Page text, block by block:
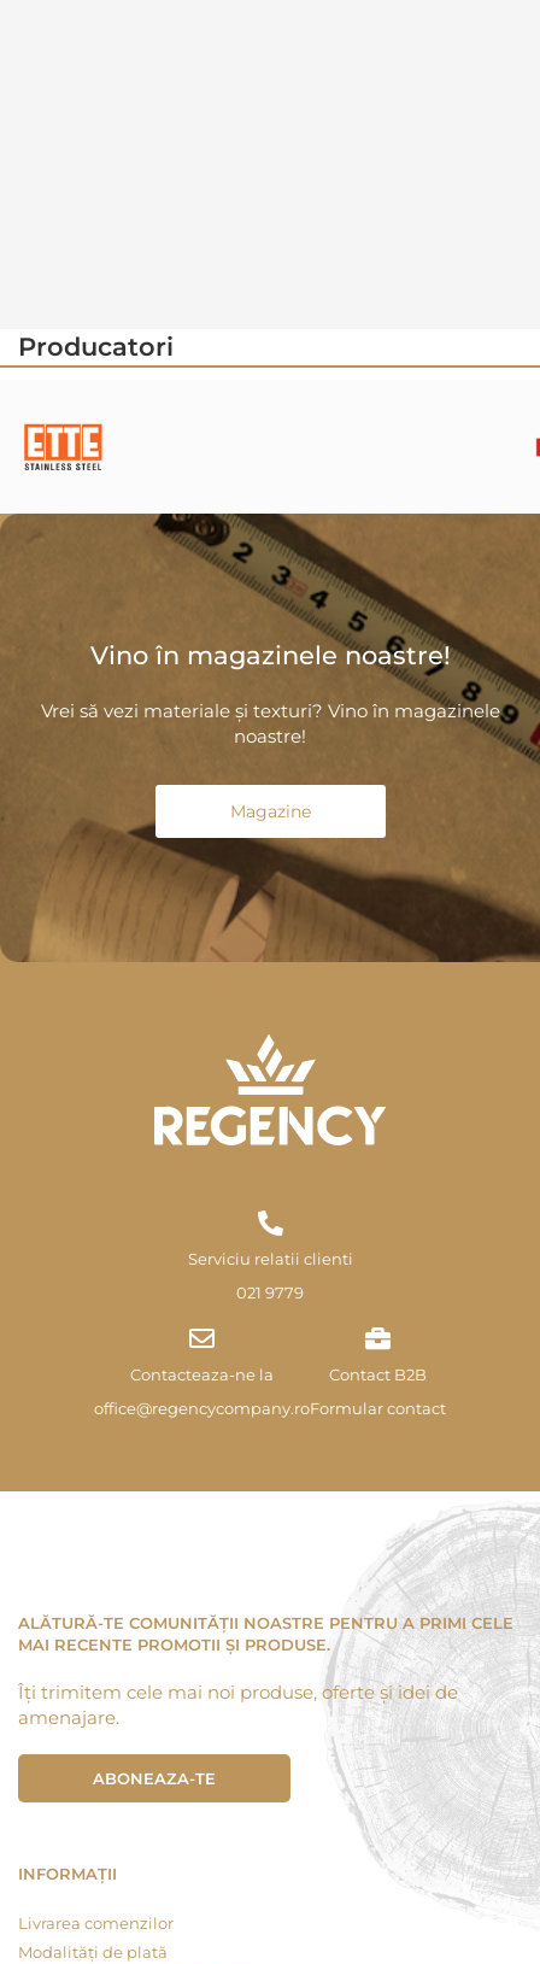
Producatori
Vino în magazinele noastre!
Vrei să vezi materiale și texturi? Vino în magazinele
noastre!
Magazine
Serviciu relatii clienti
021 9779
Contacteaza-ne la
office@regencycompany.ro
Contact B2B
Formular contact
ALĂTURĂ-TE COMUNITĂȚII NOASTRE PENTRU A PRIMI CELE
MAI RECENTE PROMOTII ȘI PRODUSE.
Îți trimitem cele mai noi produse, oferte și idei de
amenajare.
ABONEAZA-TE
INFORMAȚII
Livrarea comenzilor
Modalități de plată